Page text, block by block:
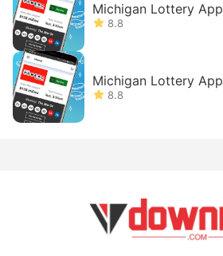
Michigan Lottery App
8.8
Michigan Lottery App
8.8